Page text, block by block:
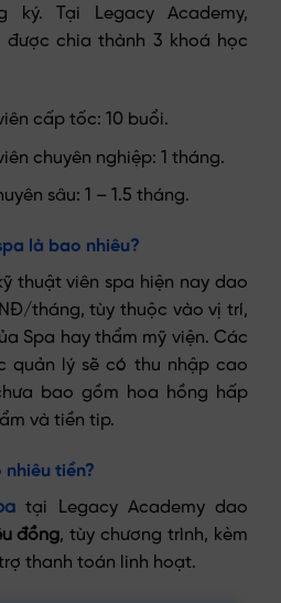
ký. Tại Legacy Academy,
chia thành 3 khoá học
cấp tốc: 10 buổi.
chuyên nghiệp: 1 tháng.
sâu: 1 – 1.5 tháng.
là bao nhiêu?
thuật viên spa hiện nay dao
tháng, tùy thuộc vào vị trí,
Spa hay thẩm mỹ viện. Các
quản lý sẽ có thu nhập cao
bao gồm hoa hồng hấp
và tiền tip.
nhiêu tiền?
tại Legacy Academy dao
đồng, tùy chương trình, kèm
thanh toán linh hoạt.